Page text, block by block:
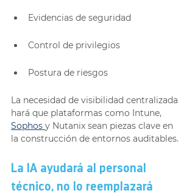
Evidencias de seguridad
Control de privilegios
Postura de riesgos
La necesidad de visibilidad centralizada
hará que plataformas como Intune,
Sophos y Nutanix sean piezas clave en
la construcción de entornos auditables.
La IA ayudará al personal
técnico, no lo reemplazará